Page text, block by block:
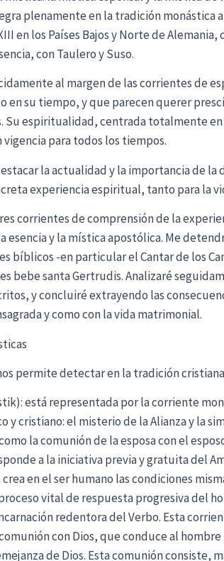
plenamente en la tradición monástica
en los Países Bajos y Norte de
con Taulero y Suso.
al margen de las corrientes de
en su tiempo, y que parecen querer
Su espiritualidad, centrada totalmente
para todos los tiempos.
la actualidad y la importancia de la
experiencia espiritual, tanto para la
corrientes de comprensión de la
esencia y la mística apostólica. Me
bíblicos -en particular el Cantar de los
bebe santa Gertrudis. Analizaré
y concluiré extrayendo las
y como con la vida matrimonial.
permite detectar en la tradición
está representada por la corriente
cristiano: el misterio de la Alianza y la
la comunión de la esposa con el
a la iniciativa previa y gratuita del
en el ser humano las condiciones
vital de respuesta progresiva del
redentora del Verbo. Esta
con Dios, que conduce al
de Dios. Esta comunión consiste,